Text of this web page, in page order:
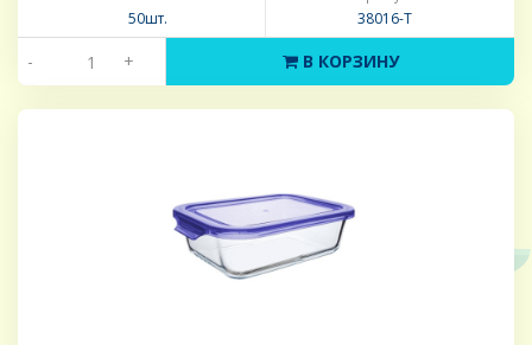
50шт. 38016-Т
- + В КОРЗИНУ